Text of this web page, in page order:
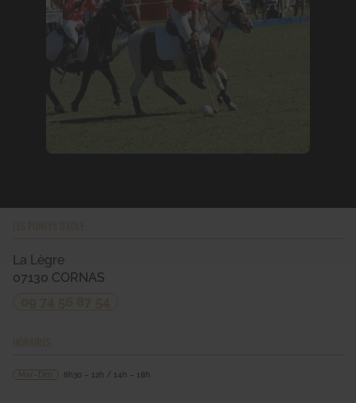
La Lègre
07130 CORNAS
Mar–Dim 8h30 – 12h / 14h – 18h